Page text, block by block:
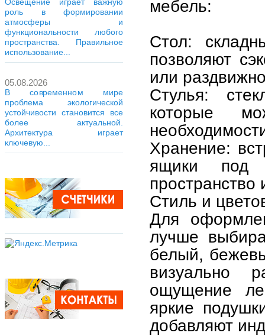
роль в формировании
атмосферы и
функциональности любого
пространства. Правильное
использование...
05.08.2026
В современном мире
проблема экологической
устойчивости становится все
более актуальной.
Архитектура играет
ключевую...
мебель:
Стол:
позволяют
или
Стулья:
которые
Хранение:
ящики под
пространство
Стиль и
Для
лучше
белый,
визуально
ощущение
яркие
добавляют